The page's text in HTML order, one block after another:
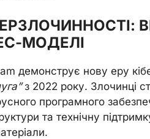
МОДЕЛІ
демонструє нову еру
з 2022 року. Злочинці
програмного
та технічну